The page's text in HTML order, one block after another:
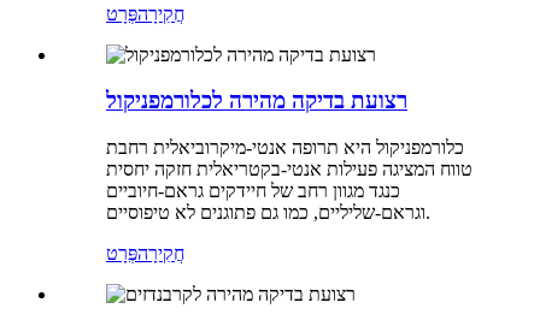
חֲקִירָהפְּרָט
רצועת בדיקה מהירה לכלורמפניקול
כלורמפניקול היא תרופה אנטי-מיקרוביאלית רחבת
טווח המציגה פעילות אנטי-בקטריאלית חזקה יחסית
כנגד מגוון רחב של חיידקים גראם-חיוביים
וגראם-שליליים, כמו גם פתוגנים לא טיפוסיים.
חֲקִירָהפְּרָט